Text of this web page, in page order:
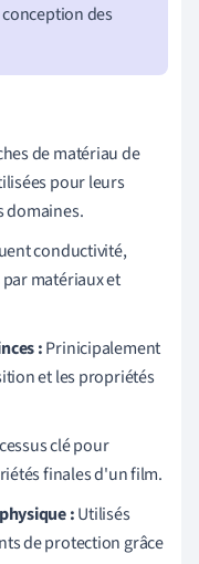
des
de matériau de
pour leurs
domaines.
conductivité,
matériaux et
:Prinicipalement
et les propriétés
clé pour
finales d'un film.
:Utilisés
de protection grâce